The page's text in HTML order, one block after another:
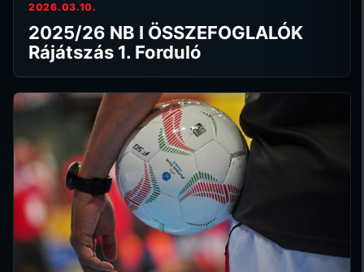
2026.03.10.
2025/26 NB I ÖSSZEFOGLALÓK
Rájátszás 1. Forduló